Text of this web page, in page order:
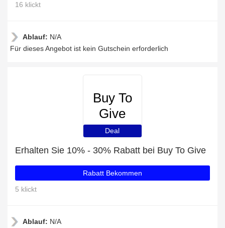
16 klickt
Ablauf: N/A
Für dieses Angebot ist kein Gutschein erforderlich
Buy To
Give
Deal
Erhalten Sie 10% - 30% Rabatt bei Buy To Give
Rabatt Bekommen
5 klickt
Ablauf: N/A